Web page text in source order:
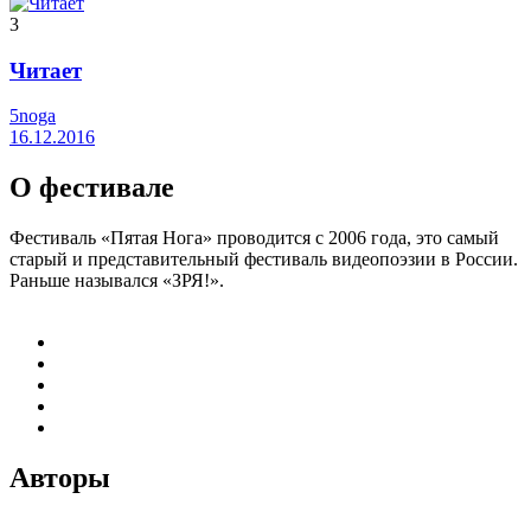
3
Читает
5noga
16.12.2016
О фестивале
Фестиваль «Пятая Нога» проводится с 2006 года, это самый
старый и представительный фестиваль видеопоэзии в России.
Раньше назывался «ЗРЯ!».
Авторы